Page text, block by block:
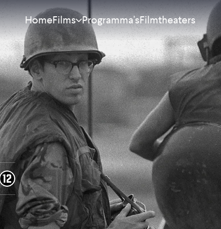
HomeFilms
Meest bekeken
Nieuw
Aanraders
Binnenkort
Alle films
Programma'sFilmtheaters